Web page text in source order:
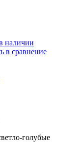
наличии
в сравнение
голубые